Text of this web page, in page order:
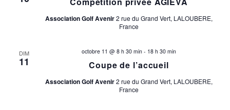
Association Golf Avenir2 rue du Grand Vert, LALOUBERE,
France
DIM
11 Coupe de l’accueil
octobre 11 @ 8 h 30 min - 18 h 30 min
Association Golf Avenir2 rue du Grand Vert, LALOUBERE,
France